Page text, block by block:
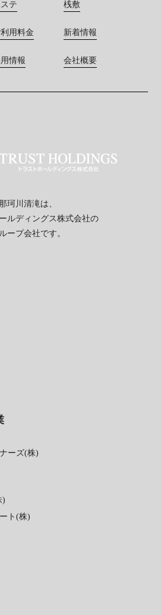
テ 桟敷
用料金 新着情報
情報 会社概要
珂川清滝は、
ルディングス株式会社の
ープ会社です。
ーズ(株)
)
ト(株)